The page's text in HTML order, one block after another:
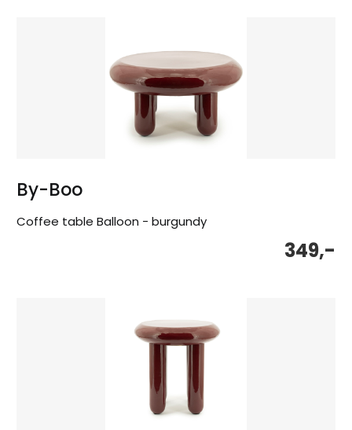
By-Boo
Coffee table Balloon - burgundy
349,-